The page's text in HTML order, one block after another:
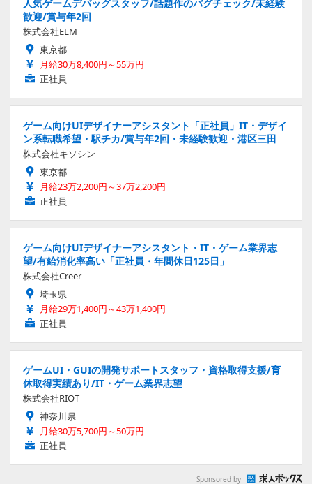
人気ゲームデバッグスタッフ/話題作のバグチェック/未経験
歓迎/賞与年2回
株式会社ELM
東京都
月給30万8,400円～55万円
正社員
ゲーム向けUIデザイナーアシスタント「正社員」IT・デザイ
ン系転職希望・駅チカ/賞与年2回・未経験歓迎・港区三田
株式会社キソシン
東京都
月給23万2,200円～37万2,200円
正社員
ゲーム向けUIデザイナーアシスタント・IT・ゲーム業界志
望/有給消化率高い「正社員・年間休日125日」
株式会社Creer
埼玉県
月給29万1,400円～43万1,400円
正社員
ゲームUI・GUIの開発サポートスタッフ・資格取得支援/育
休取得実績あり/IT・ゲーム業界志望
株式会社RIOT
神奈川県
月給30万5,700円～50万円
正社員
Sponsored by